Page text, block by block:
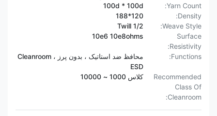
Yarn Count:
100d * 100d
Density:
120*188
Weave Style:
Twill 1/2
Surface
Resistivity:
10e6 10e8ohms
Functions:
محافظ ضد استاتیک ، بدون پرز ، Cleanroom
ESD
Recommended
Class Of
Cleanroom:
کلاس 1000 ~ 10000